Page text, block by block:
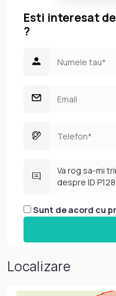
Esti interesat
?
Sunt de acord cu
Localizare